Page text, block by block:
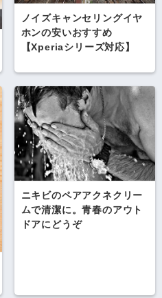
ノイズキャンセリングイヤ
ホンの安いおすすめ
【Xperiaシリーズ対応】
ニキビのペアアクネクリー
ムで清潔に。青春のアウト
ドアにどうぞ